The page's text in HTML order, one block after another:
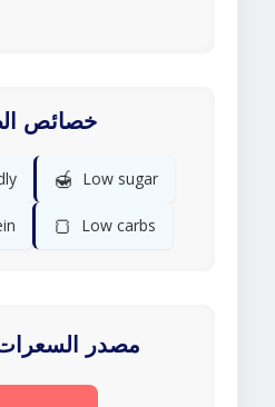
خصائص
🍯 Low sugar
🍞 Low carbs
مصدر السعرات